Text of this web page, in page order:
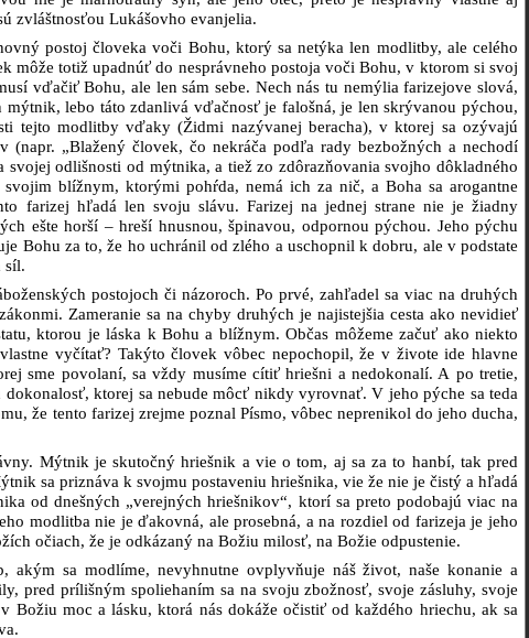
zvláštnosťou Lukášovho evanjelia.
postoj človeka voči Bohu, ktorý sa netýka len modlitby, ale celého
totiž upadnúť do nesprávneho postoja voči Bohu, v ktorom si svoj
vďačiť Bohu, ale len sám sebe. Nech nás tu nemýlia farizejove slová,
lebo táto zdanlivá vďačnosť je falošná, je len skrývanou pýchou,
tejto modlitby vďaky (Židmi nazývanej beracha), v ktorej sa ozývajú
„Blažený človek, čo nekráča podľa rady bezbožných a nechodí
odlišnosti od mýtnika, a tiež zo zdôrazňovania svojho dôkladného
blížnym, ktorými pohŕda, nemá ich za nič, a Boha sa arogantne
farizej hľadá len svoju slávu. Farizej na jednej strane nie je žiadny
ešte horší – hreší hnusnou, špinavou, odpornou pýchou. Jeho pýchu
Bohu za to, že ho uchránil od zlého a uschopnil k dobru, ale v podstate
síl.
postojoch či názoroch. Po prvé, zahľadel sa viac na druhých
Zameranie sa na chyby druhých je najistejšia cesta ako nevidieť
ktorou je láska k Bohu a blížnym. Občas môžeme začuť ako niekto
vyčítať? Takýto človek vôbec nepochopil, že v živote ide hlavne
sme povolaní, sa vždy musíme cítiť hriešni a nedokonalí. A po tretie,
ktorej sa nebude môcť nikdy vyrovnať. V jeho pýche sa teda
že tento farizej zrejme poznal Písmo, vôbec neprenikol do jeho ducha,
Mýtnik je skutočný hriešnik a vie o tom, aj sa za to hanbí, tak pred
sa priznáva k svojmu postaveniu hriešnika, vie že nie je čistý a hľadá
od dnešných „verejných hriešnikov“, ktorí sa preto podobajú viac na
modlitba nie je ďakovná, ale prosebná, a na rozdiel od farizeja je jeho
očiach, že je odkázaný na Božiu milosť, na Božie odpustenie.
sa modlíme, nevyhnutne ovplyvňuje náš život, naše konanie a
pred prílišným spoliehaním sa na svoju zbožnosť, svoje zásluhy, svoje
Božiu moc a lásku, ktorá nás dokáže očistiť od každého hriechu, ak sa